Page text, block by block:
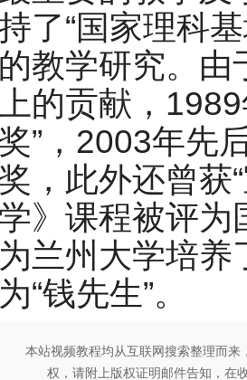
了“国家理科
教学研究。
的贡献，
”，2003年先
，此外还曾获
学》课程被评
兰州大学培
“钱先生”。
本站视频教程均从互联网搜索整理而
权，请附上版权证明邮件告知，在